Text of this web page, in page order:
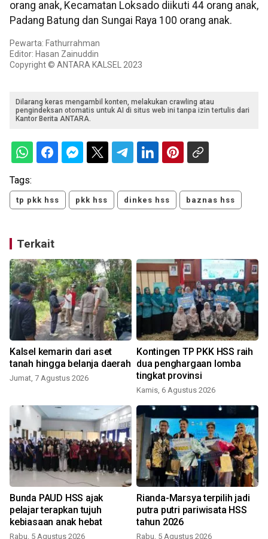
orang anak, Kecamatan Loksado diikuti 44 orang anak,
Padang Batung dan Sungai Raya 100 orang anak.
Pewarta: Fathurrahman
Editor: Hasan Zainuddin
Copyright © ANTARA KALSEL 2023
Dilarang keras mengambil konten, melakukan crawling atau
pengindeksan otomatis untuk AI di situs web ini tanpa izin tertulis dari
Kantor Berita ANTARA.
Tags:
tp pkk hss pkk hss dinkes hss baznas hss
Terkait
Kalsel kemarin dari aset
tanah hingga belanja daerah
Jumat, 7 Agustus 2026
Kontingen TP PKK HSS raih
dua penghargaan lomba
tingkat provinsi
Kamis, 6 Agustus 2026
Bunda PAUD HSS ajak
pelajar terapkan tujuh
kebiasaan anak hebat
Rabu, 5 Agustus 2026
Rianda-Marsya terpilih jadi
putra putri pariwisata HSS
tahun 2026
Rabu, 5 Agustus 2026